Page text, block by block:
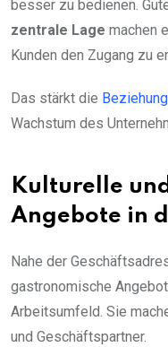
besser zu bedienen.
zentrale Lage machen
Kunden den Zugang zu
Das stärkt die
Wachstum des
Kulturelle
Angebote in
Nahe der
gastronomische
Arbeitsumfeld. Sie
und Geschäftspartner.